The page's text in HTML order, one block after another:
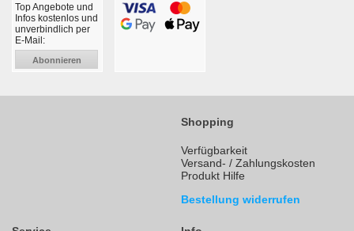
Top Angebote und
Infos kostenlos und
unverbindlich per
E-Mail:
Abonnieren
Shopping
Verfügbarkeit
Versand- / Zahlungskosten
Produkt Hilfe
Bestellung widerrufen